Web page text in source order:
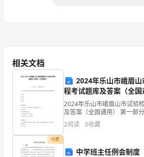
think
health
very
important
相关文档
2024年乐山市峨眉
程考试题库及答案（全国
2024年乐山市峨眉山市试验
及答案（全国通用） 第一部
反射系数RA值表中最小逆反
（ ）。A.绿色B.白色C.
2阅读 0收藏
付费
中学班主任例会制度